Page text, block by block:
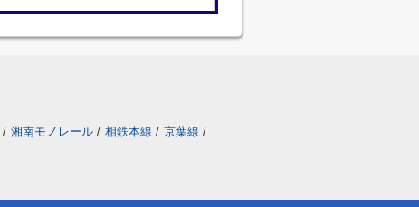
/ 湘南モノレール / 相鉄本線 / 京葉線 /